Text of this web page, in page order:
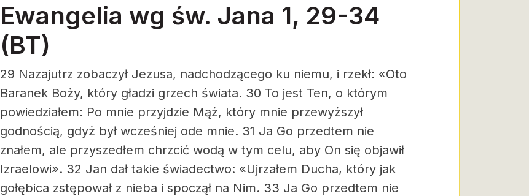
Ewangelia wg św. Jana 1, 29-34
(BT)
29 Nazajutrz zobaczył Jezusa, nadchodzącego ku niemu, i rzekł: «Oto
Baranek Boży, który gładzi grzech świata. 30 To jest Ten, o którym
powiedziałem: Po mnie przyjdzie Mąż, który mnie przewyższył
godnością, gdyż był wcześniej ode mnie. 31 Ja Go przedtem nie
znałem, ale przyszedłem chrzcić wodą w tym celu, aby On się objawił
Izraelowi». 32 Jan dał takie świadectwo: «Ujrzałem Ducha, który jak
gołębica zstępował z nieba i spoczął na Nim. 33 Ja Go przedtem nie